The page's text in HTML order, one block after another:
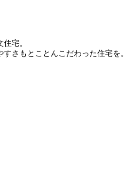
宅。
すさもとことんこだわった住宅を。